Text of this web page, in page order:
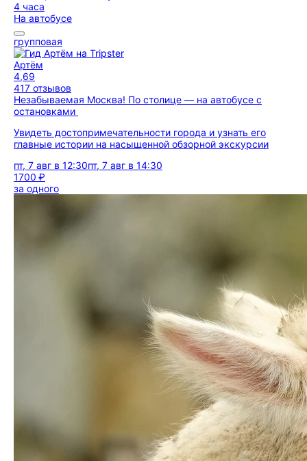
4 часа
На автобусе
групповая
Артём
4,69
417 отзывов
Незабываемая Москва! По столице — на автобусе с
остановками
Увидеть достопримечательности города и узнать его
главные истории на насыщенной обзорной экскурсии
пт, 7 авг в 12:30пт, 7 авг в 14:30
1700 ₽
за одного